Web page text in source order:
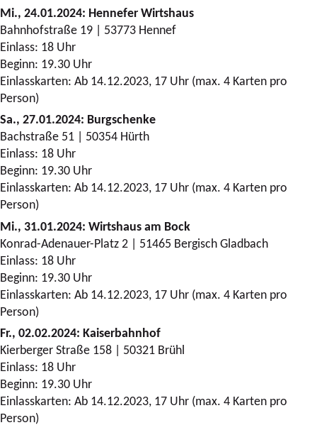
Mi., 24.01.2024: Hennefer Wirtshaus
Bahnhofstraße 19 | 53773 Hennef
Einlass: 18 Uhr
Beginn: 19.30 Uhr
Einlasskarten: Ab 14.12.2023, 17 Uhr (max. 4 Karten pro
Person)
Sa., 27.01.2024: Burgschenke
Bachstraße 51 | 50354 Hürth
Einlass: 18 Uhr
Beginn: 19.30 Uhr
Einlasskarten: Ab 14.12.2023, 17 Uhr (max. 4 Karten pro
Person)
Mi., 31.01.2024: Wirtshaus am Bock
Konrad-Adenauer-Platz 2 | 51465 Bergisch Gladbach
Einlass: 18 Uhr
Beginn: 19.30 Uhr
Einlasskarten: Ab 14.12.2023, 17 Uhr (max. 4 Karten pro
Person)
Fr., 02.02.2024: Kaiserbahnhof
Kierberger Straße 158 | 50321 Brühl
Einlass: 18 Uhr
Beginn: 19.30 Uhr
Einlasskarten: Ab 14.12.2023, 17 Uhr (max. 4 Karten pro
Person)